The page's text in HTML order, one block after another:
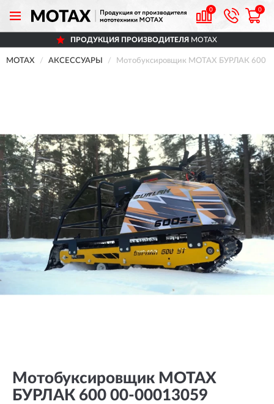
0 0
ПРОДУКЦИЯ ПРОИЗВОДИТЕЛЯ MOTAX
MOTAX АКСЕССУАРЫ Мотобуксировщик MOTAX БУРЛАК 600
Мотобуксировщик MOTAX
БУРЛАК 600 00-00013059